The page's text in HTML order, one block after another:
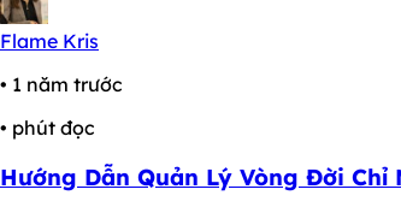
Flame Kris
• 1 năm trước
• phút đọc
Hướng Dẫn Quản Lý Vòng Đời Chỉ